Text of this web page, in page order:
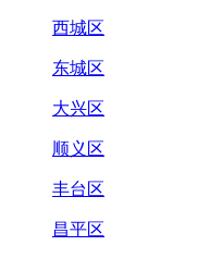
西城区
东城区
大兴区
顺义区
丰台区
昌平区